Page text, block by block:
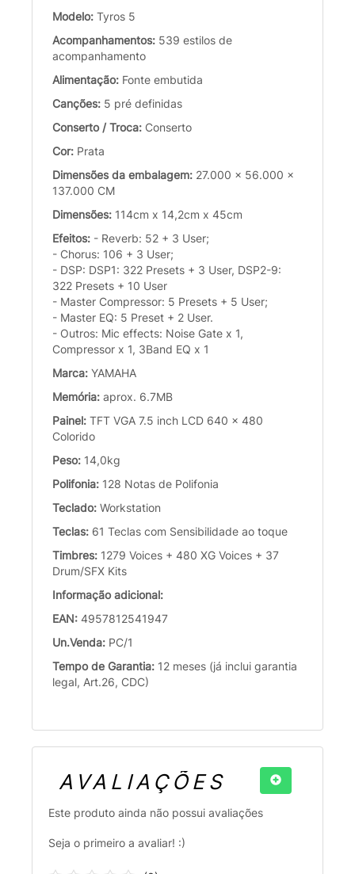
Modelo: Tyros 5
Acompanhamentos: 539 estilos de
acompanhamento
Alimentação: Fonte embutida
Canções: 5 pré definidas
Conserto / Troca: Conserto
Cor: Prata
Dimensões da embalagem: 27.000 x 56.000 x
137.000 CM
Dimensões: 114cm x 14,2cm x 45cm
Efeitos: - Reverb: 52 + 3 User;
- Chorus: 106 + 3 User;
- DSP: DSP1: 322 Presets + 3 User, DSP2-9:
322 Presets + 10 User
- Master Compressor: 5 Presets + 5 User;
- Master EQ: 5 Preset + 2 User.
- Outros: Mic effects: Noise Gate x 1,
Compressor x 1, 3Band EQ x 1
Marca: YAMAHA
Memória: aprox. 6.7MB
Painel: TFT VGA 7.5 inch LCD 640 x 480
Colorido
Peso: 14,0kg
Polifonia: 128 Notas de Polifonia
Teclado: Workstation
Teclas: 61 Teclas com Sensibilidade ao toque
Timbres: 1279 Voices + 480 XG Voices + 37
Drum/SFX Kits
Informação adicional:
EAN: 4957812541947
Un.Venda: PC/1
Tempo de Garantia: 12 meses (já inclui garantia
legal, Art.26, CDC)
AVALIAÇÕES
Este produto ainda não possui avaliações
Seja o primeiro a avaliar! :)